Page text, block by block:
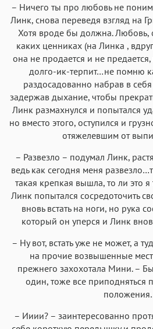
– Ничего ты про любовь не
Линк, снова переведя взгляд на
Хотя вроде бы должна. Любовь,
каких ценниках (на Линка ,
она не продается и не
долго-ик-терпит…не помню
раздосадованно набрав в
задержав дыхание, чтобы
Линк размахнулся и попытался
но вместо этого, оступился и
отяжелевшим от
– Развезло – подумал Линк,
ведь как сегодня меня
такая крепкая вышла, то ли это
Линк попытался сосредоточить
вновь встать на ноги, но рука
который он уперся и Линк
– Ну вот, встать уже не может, а
на прочие возвышенные
прежнего захохотала Мини. –
один, тоже все приподняться
– Ииии? – заинтересованно